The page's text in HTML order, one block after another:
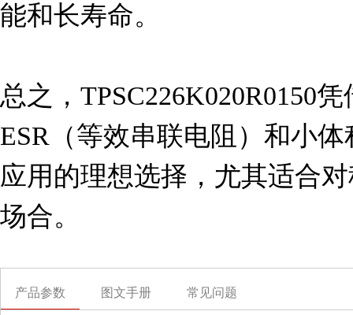
能和长寿命。
总之，TPSC226K020R0150
ESR（等效串联电阻）和小
应用的理想选择，尤其适合
场合。
产品参数 图文手册 常见问题